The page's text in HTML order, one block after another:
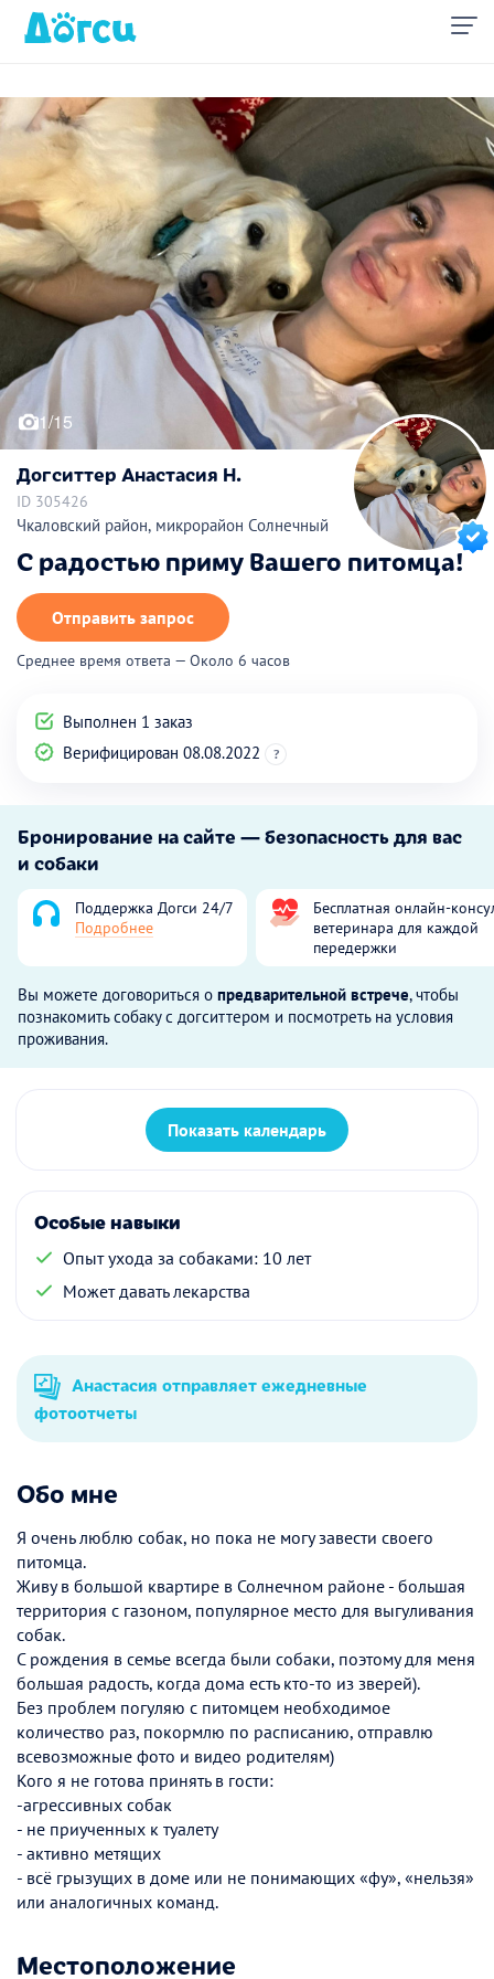
1/15
Догситтер Анастасия Н.
ID 305426
Чкаловский район, микрорайон Солнечный
С радостью приму Вашего питомца!
Отправить запрос
Среднее время ответа — Около 6 часов
Выполнен 1 заказ
Верифицирован 08.08.2022
?
Бронирование на сайте — безопасность для вас
и собаки
Поддержка Догси 24/7
Подробнее
Бесплатная онлайн-
ветеринара для каждой
передержки
Вы можете договориться о предварительной встрече, чтобы
познакомить собаку с догситтером и посмотреть на условия
проживания.
Показать календарь
Особые навыки
Опыт ухода за собаками: 10 лет
Может давать лекарства
Анастасия отправляет ежедневные
фотоотчеты
Обо мне
Я очень люблю собак, но пока не могу завести своего
питомца.
Живу в большой квартире в Солнечном районе - большая
территория с газоном, популярное место для выгуливания
собак.
С рождения в семье всегда были собаки, поэтому для меня
большая радость, когда дома есть кто-то из зверей).
Без проблем погуляю с питомцем необходимое
количество раз, покормлю по расписанию, отправлю
всевозможные фото и видео родителям)
Кого я не готова принять в гости:
-агрессивных собак
- не приученных к туалету
- активно метящих
- всё грызущих в доме или не понимающих «фу», «нельзя»
или аналогичных команд.
Местоположение